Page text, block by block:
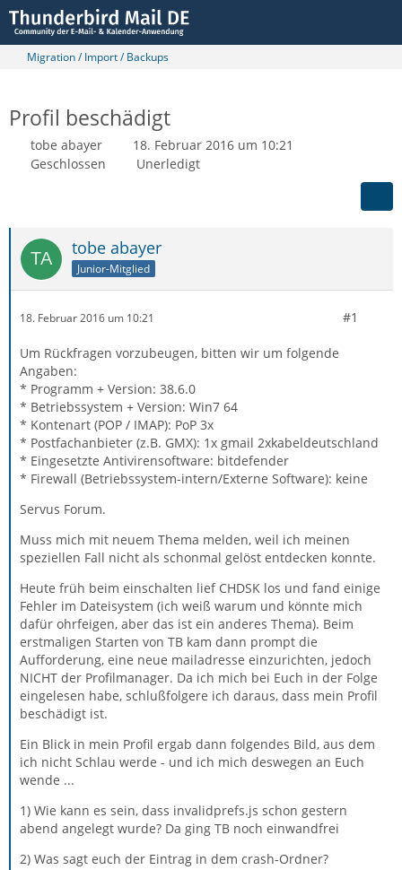
Migration / Import / Backups
Profil beschädigt
tobe abayer
18. Februar 2016 um 10:21
Geschlossen
Unerledigt
tobe abayer
Junior-Mitglied
18. Februar 2016 um 10:21 #1
Um Rückfragen vorzubeugen, bitten wir um folgende
Angaben:
* Programm + Version: 38.6.0
* Betriebssystem + Version: Win7 64
* Kontenart (POP / IMAP): PoP 3x
* Postfachanbieter (z.B. GMX): 1x gmail 2xkabeldeutschland
* Eingesetzte Antivirensoftware: bitdefender
* Firewall (Betriebssystem-intern/Externe Software): keine
Servus Forum.
Muss mich mit neuem Thema melden, weil ich meinen
speziellen Fall nicht als schonmal gelöst entdecken konnte.
Heute früh beim einschalten lief CHDSK los und fand einige
Fehler im Dateisystem (ich weiß warum und könnte mich
dafür ohrfeigen, aber das ist ein anderes Thema). Beim
erstmaligen Starten von TB kam dann prompt die
Aufforderung, eine neue mailadresse einzurichten, jedoch
NICHT der Profilmanager. Da ich mich bei Euch in der Folge
eingelesen habe, schlußfolgere ich daraus, dass mein Profil
beschädigt ist.
Ein Blick in mein Profil ergab dann folgendes Bild, aus dem
ich nicht Schlau werde - und ich mich deswegen an Euch
wende ...
1) Wie kann es sein, dass invalidprefs.js schon gestern
abend angelegt wurde? Da ging TB noch einwandfrei
2) Was sagt euch der Eintrag in dem crash-Ordner?